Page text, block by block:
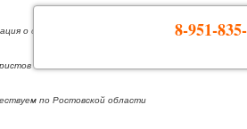
8-951-
о странах
по Ростовской области